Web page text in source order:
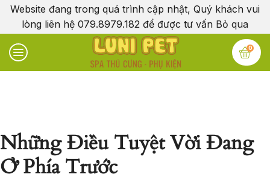
Website đang trong quá trình cập nhật, Quý khách vui
lòng liên hệ 079.8979.182 để được tư vấn Bỏ qua
0
Những Điều Tuyệt Vời Đang
Ở Phía Trước